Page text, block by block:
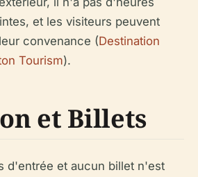
et les visiteurs peuvent
convenance (Destination
Tourism).
et Billets
d'entrée et aucun billet n'est